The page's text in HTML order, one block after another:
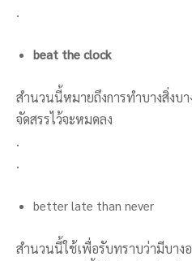
.
beat the clock
สำนวนนี้หมายถึงการทำบางสิ่งบ
จัดสรรไว้จะหมดลง
.
.
better late than never
สำนวนนี้ใช้เพื่อรับทราบว่ามีบาง